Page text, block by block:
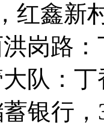
红鑫新
岗路
队：
银行